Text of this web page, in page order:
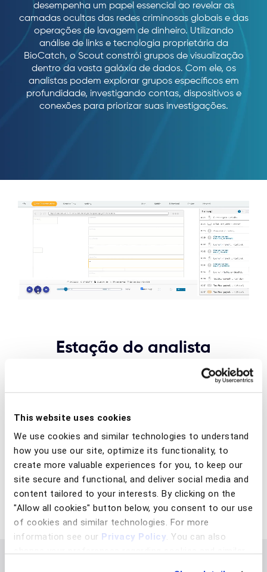
This website uses cookies
We use cookies and similar technologies to understand
how you use our site, optimize its functionality, to
create more valuable experiences for you, to keep our
site secure and functional, and deliver social media and
content tailored to your interests. By clicking on the
"Allow all cookies" button below, you consent to our use
of cookies and similar technologies. For more
information see our Privacy Policy. You can also
change your preferences regarding cookies and similar
desempenha um papel essencial ao revelar as
camadas ocultas das redes criminosas globais e das
operações de lavagem de dinheiro. Utilizando
análise de links e tecnologia proprietária da
BioCatch, o Scout constrói grupos de visualização
dentro da vasta galáxia de dados. Com ele, os
analistas podem explorar grupos específicos em
profundidade, investigando contas, dispositivos e
conexões para priorizar suas investigações.
Estação do analista
de fraude agilizem as investigações de fraude por
sessão e contexto visual para entender os fatores
Analyst Station, as equipes de fraude podem criar
consultas usando uma ampla variedade de filtros
para facilitar investigações aprofundadas sobre
incidentes e ganhar confiança em seu curso de ação
responsivo.